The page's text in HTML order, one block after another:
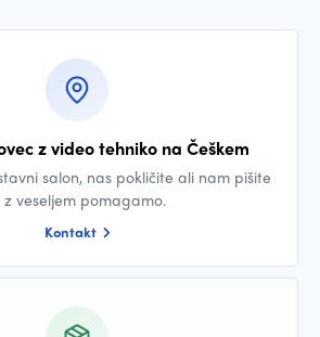
z video tehniko na Češkem
salon, nas pokličite ali nam pišite
veseljem pomagamo.
Kontakt